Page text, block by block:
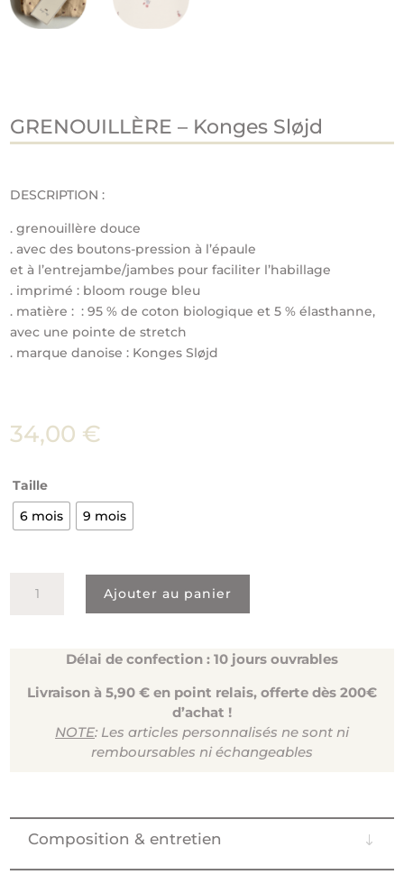
GRENOUILLÈRE – Konges Sløjd
DESCRIPTION :
. grenouillère douce
. avec des boutons-pression à l’épaule
et à l’entrejambe/jambes pour faciliter l’habillage
. imprimé : bloom rouge bleu
. matière : : 95 % de coton biologique et 5 % élasthanne,
avec une pointe de stretch
. marque danoise : Konges Sløjd
34,00 €
Taille
6 mois
9 mois
Sløjd
Ajouter au panier
Délai de confection : 10 jours ouvrables
Livraison à 5,90 € en point relais, offerte dès 200€
d’achat !
NOTE: Les articles personnalisés ne sont ni
remboursables ni échangeables
Composition & entretien